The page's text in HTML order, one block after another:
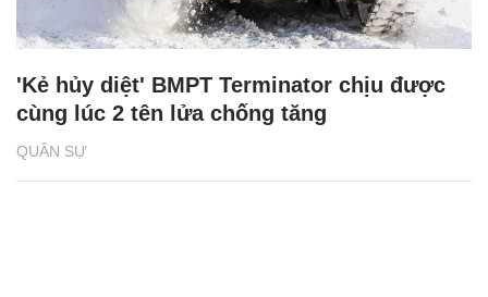
QUÂN SỰ
'Kẻ hủy diệt' BMPT Terminator chịu được
cùng lúc 2 tên lửa chống tăng